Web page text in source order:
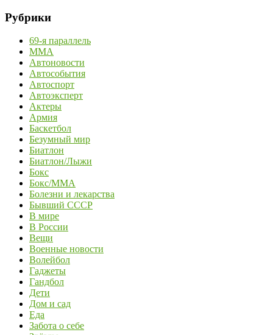
Рубрики
69-я параллель
MMA
Автоновости
Автособытия
Автоспорт
Автоэксперт
Актеры
Армия
Баскетбол
Безумный мир
Биатлон
Биатлон/Лыжи
Бокс
Бокс/MMA
Болезни и лекарства
Бывший СССР
В мире
В России
Вещи
Военные новости
Волейбол
Гаджеты
Гандбол
Дети
Дом и сад
Еда
Забота о себе